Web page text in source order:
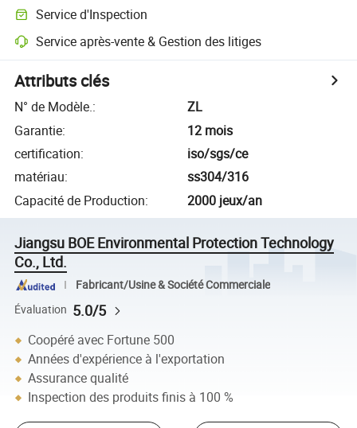
Service d'Inspection
Service après-vente & Gestion des litiges
Attributs clés
N° de Modèle.:
ZL
Garantie:
12 mois
certification:
iso/sgs/ce
matériau:
ss304/316
Capacité de Production: 2000 jeux/an
Jiangsu BOE Environmental Protection Technology
Co., Ltd.
Fabricant/Usine & Société Commerciale
Évaluation 5.0/5
Coopéré avec Fortune 500
Années d'expérience à l'exportation
Assurance qualité
Inspection des produits finis à 100 %